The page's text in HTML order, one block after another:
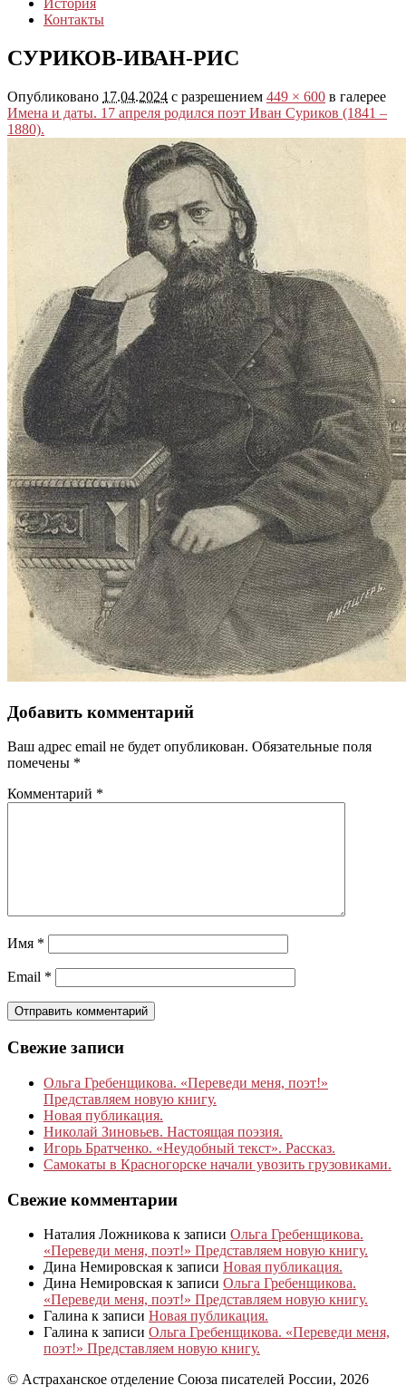
История
Контакты
СУРИКОВ-ИВАН-РИС
Опубликовано 17.04.2024 с разрешением 449 × 600 в галерее
Имена и даты. 17 апреля родился поэт Иван Суриков (1841 –
1880).
Добавить комментарий
Ваш адрес email не будет опубликован. Обязательные поля
помечены *
Комментарий *
Имя *
Email *
Свежие записи
Ольга Гребенщикова. «Переведи меня, поэт!»
Представляем новую книгу.
Новая публикация.
Николай Зиновьев. Настоящая поэзия.
Игорь Братченко. «Неудобный текст». Рассказ.
Самокаты в Красногорске начали увозить грузовиками.
Свежие комментарии
Наталия Ложникова к записи Ольга Гребенщикова.
«Переведи меня, поэт!» Представляем новую книгу.
Дина Немировская к записи Новая публикация.
Дина Немировская к записи Ольга Гребенщикова.
«Переведи меня, поэт!» Представляем новую книгу.
Галина к записи Новая публикация.
Галина к записи Ольга Гребенщикова. «Переведи меня,
поэт!» Представляем новую книгу.
© Астраханское отделение Союза писателей России, 2026